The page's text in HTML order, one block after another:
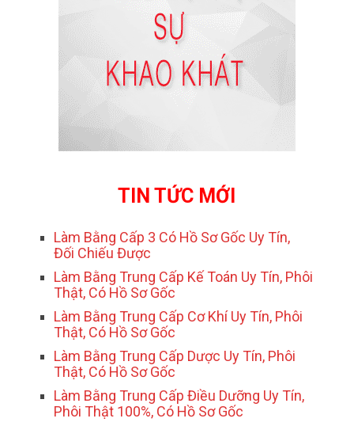
TIN TỨC MỚI
Làm Bằng Cấp 3 Có Hồ Sơ Gốc Uy Tín,
Đối Chiếu Được
Làm Bằng Trung Cấp Kế Toán Uy Tín, Phôi
Thật, Có Hồ Sơ Gốc
Làm Bằng Trung Cấp Cơ Khí Uy Tín, Phôi
Thật, Có Hồ Sơ Gốc
Làm Bằng Trung Cấp Dược Uy Tín, Phôi
Thật, Có Hồ Sơ Gốc
Làm Bằng Trung Cấp Điều Dưỡng Uy Tín,
Phôi Thật 100%, Có Hồ Sơ Gốc